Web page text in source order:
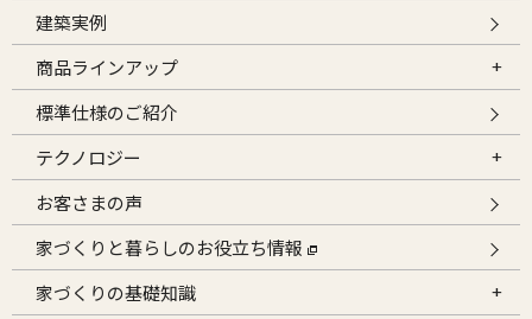
建築実例
商品ラインアップ
標準仕様のご紹介
テクノロジー
お客さまの声
家づくりと暮らしのお役立ち情報
家づくりの基礎知識